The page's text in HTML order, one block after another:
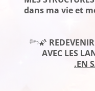
dans ma vie et
𓆸🌠
AVEC LES
.EN